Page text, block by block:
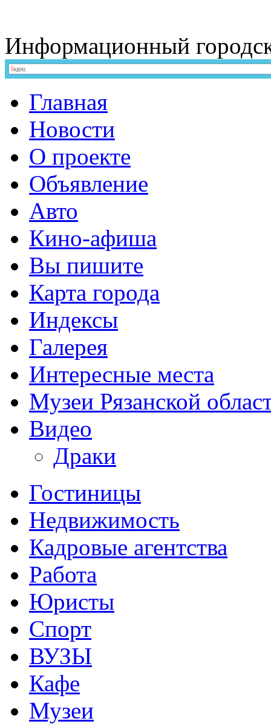
Информационный
Главная
Новости
О проекте
Объявление
Авто
Кино-афиша
Вы пишите
Карта города
Индексы
Галерея
Интересные места
Музеи Рязанской
Видео
Драки
Гостиницы
Недвижимость
Кадровые агентства
Работа
Юристы
Спорт
ВУЗЫ
Кафе
Музеи